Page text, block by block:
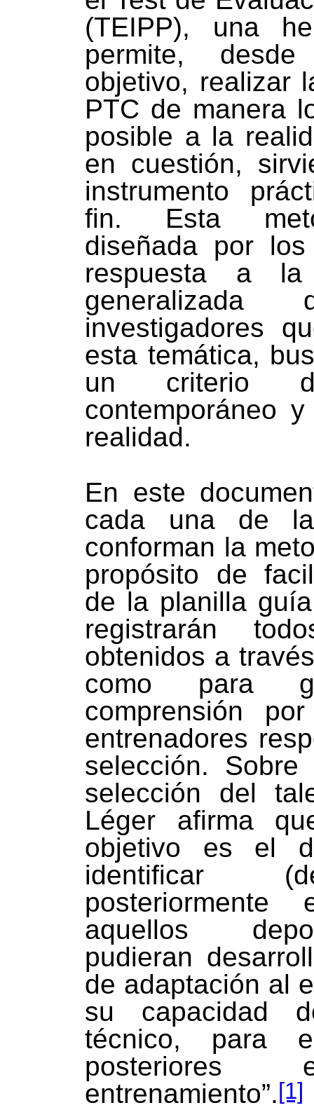
(TEIPP), una
permite,
objetivo, realizar
PTC de manera
posible a la
en cuestión,
instrumento
fin. Esta
diseñada por
respuesta a la
generalizada
investigadores
esta temática,
un criterio
contemporáneo
realidad.
En este
cada una de
conforman la
propósito de
de la planilla
registrarán
obtenidos a
como para
comprensión
entrenadores
selección.
selección del
Léger afirma
objetivo es el
identificar
aquellos
pudieran
de adaptación al
su capacidad
técnico, para
posteriores
entrenamiento”. [1]